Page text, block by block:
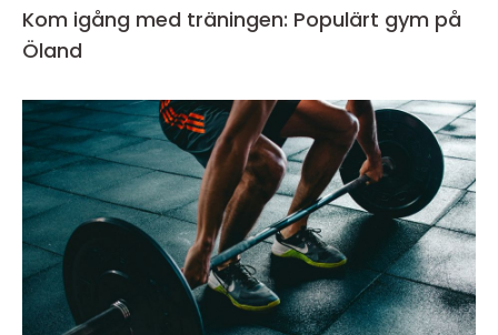
Kom igång med träningen: Populärt gym på
Öland